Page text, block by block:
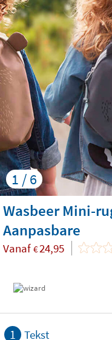
1 / 6
Wasbeer Mini-
Aanpasbare
Vanaf €24,95
1 Tekst